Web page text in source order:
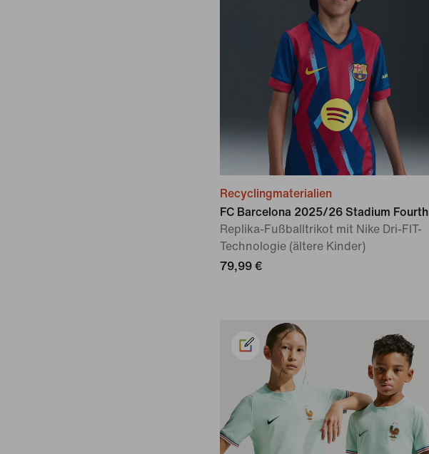
Recyclingmaterialien
FC Barcelona 2025/26 Stadium Fourth
Replika-Fußballtrikot mit Nike Dri-FIT-
Technologie (ältere Kinder)
79,99 €